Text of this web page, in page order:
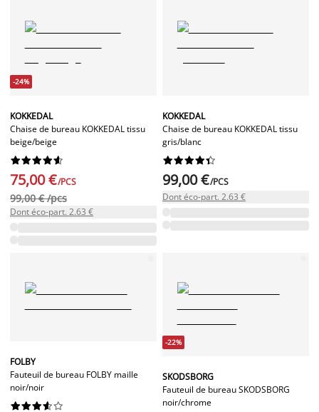
-24%
KOKKEDAL
Chaise de bureau KOKKEDAL tissu
beige/beige






75,00 €/PCS
99,00 € /pcs
Dont éco-part. 2.63 €
KOKKEDAL
Chaise de bureau KOKKEDAL tissu
gris/blanc






99,00 €/PCS
Dont éco-part. 2.63 €
FOLBY
Fauteuil de bureau FOLBY maille
noir/noir






-22%
SKODSBORG
Fauteuil de bureau SKODSBORG
noir/chrome